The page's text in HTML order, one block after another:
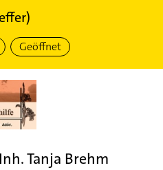
Geöffnet
Tanja Brehm